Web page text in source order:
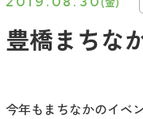
豊橋まちな
今年もまちなかのイベ